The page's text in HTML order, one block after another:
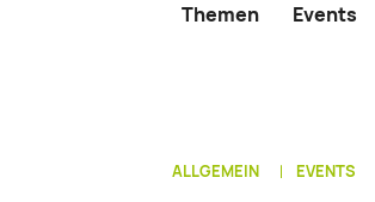
Themen Events
ALLGEMEIN EVENTS